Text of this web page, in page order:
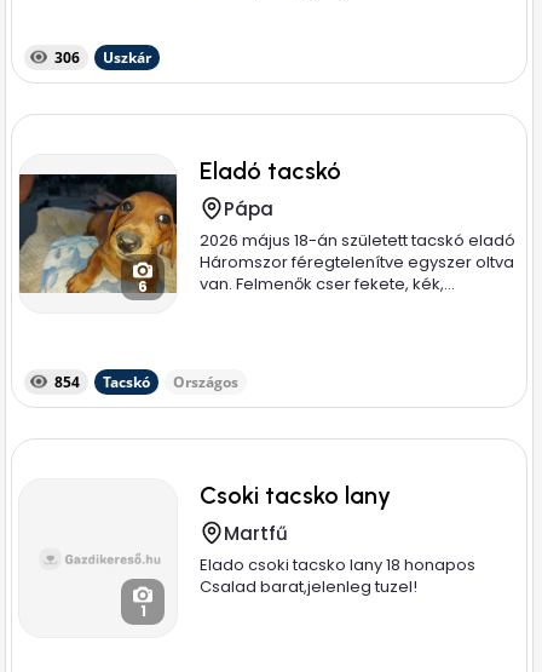
306 Uszkár
6
Eladó tacskó
Pápa
2026 május 18-án született tacskó eladó
Háromszor féregtelenítve egyszer oltva
van. Felmenők cser fekete, kék,...
854 Tacskó Országos
1
Csoki tacsko lany
Martfű
Elado csoki tacsko lany 18 honapos
Csalad barat,jelenleg tuzel!